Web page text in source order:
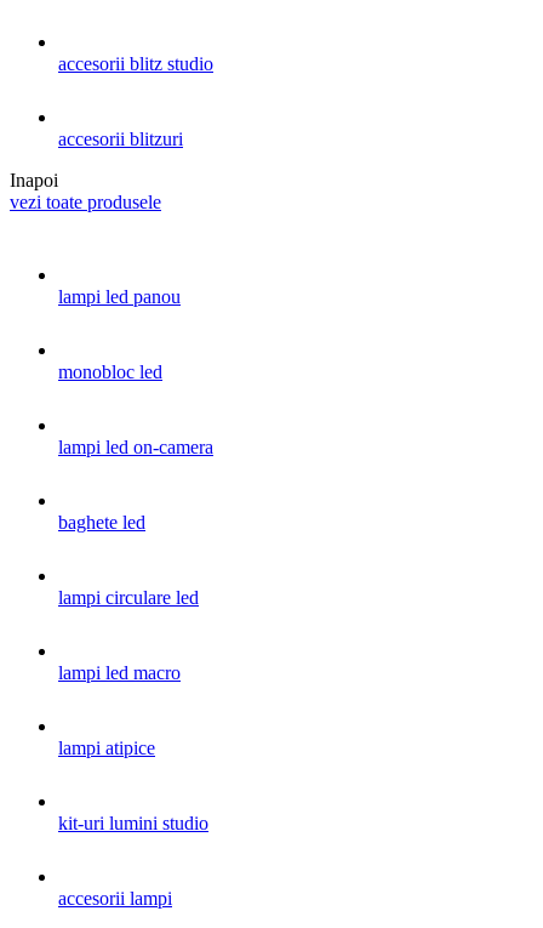
accesorii blitz studio
accesorii blitzuri
Inapoi
vezi toate produsele
lampi led panou
monobloc led
lampi led on-camera
baghete led
lampi circulare led
lampi led macro
lampi atipice
kit-uri lumini studio
accesorii lampi